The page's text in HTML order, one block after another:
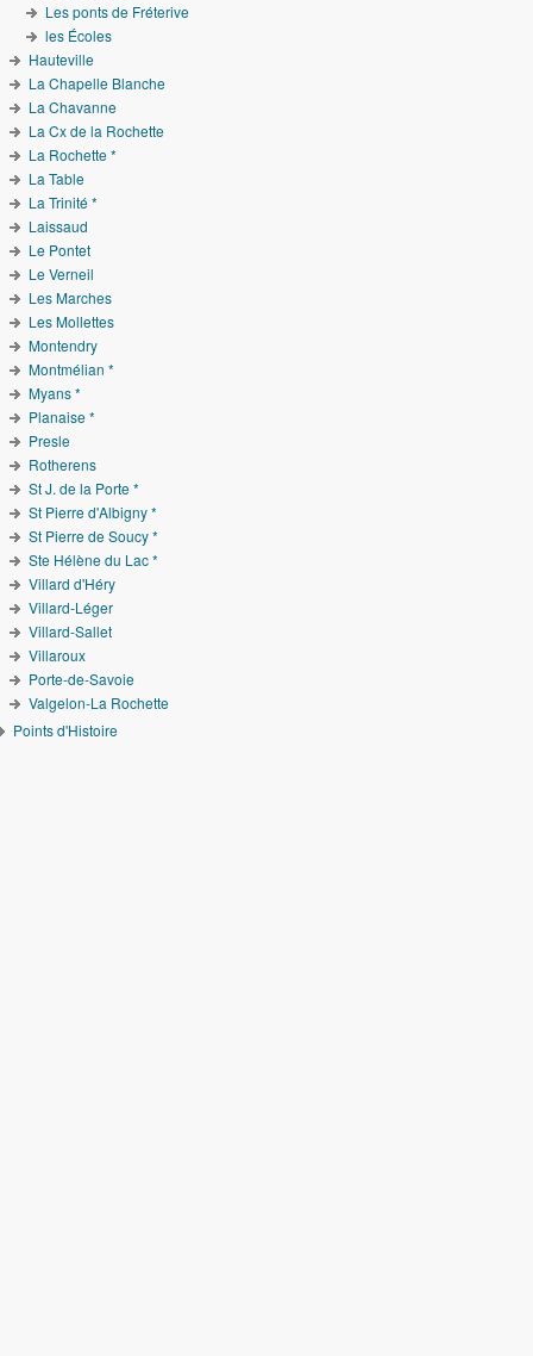
Les ponts de Fréterive
les Écoles
Hauteville
La Chapelle Blanche
La Chavanne
La Cx de la Rochette
La Rochette *
La Table
La Trinité *
Laissaud
Le Pontet
Le Verneil
Les Marches
Les Mollettes
Montendry
Montmélian *
Myans *
Planaise *
Presle
Rotherens
St J. de la Porte *
St Pierre d'Albigny *
St Pierre de Soucy *
Ste Hélène du Lac *
Villard d'Héry
Villard-Léger
Villard-Sallet
Villaroux
Porte-de-Savoie
Valgelon-La Rochette
Points d'Histoire